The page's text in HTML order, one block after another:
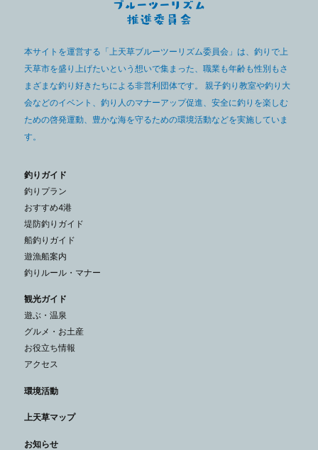
本サイトを運営する「上天草ブルーツーリズム委員会」は、釣りで上
天草市を盛り上げたいという想いで集まった、職業も年齢も性別もさ
まざまな釣り好きたちによる非営利団体です。 親子釣り教室や釣り大
会などのイベント、釣り人のマナーアップ促進、安全に釣りを楽しむ
ための啓発運動、豊かな海を守るための環境活動などを実施していま
す。
釣りガイド
釣りプラン
おすすめ4港
堤防釣りガイド
船釣りガイド
遊漁船案内
釣りルール・マナー
観光ガイド
遊ぶ・温泉
グルメ・お土産
お役立ち情報
アクセス
環境活動
上天草マップ
お知らせ